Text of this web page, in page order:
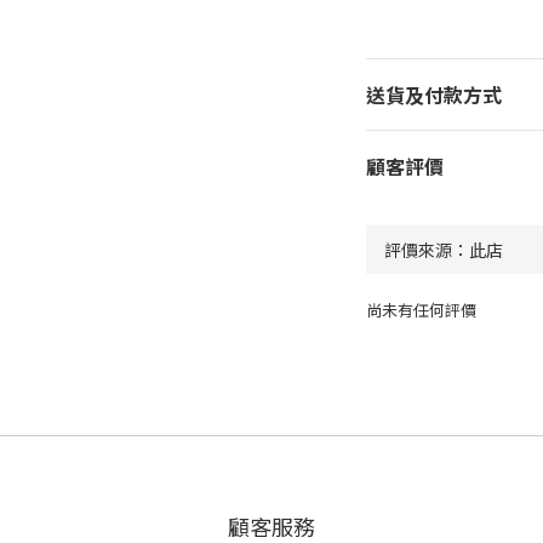
送貨及付款方式
顧客評價
尚未有任何評價
顧客服務